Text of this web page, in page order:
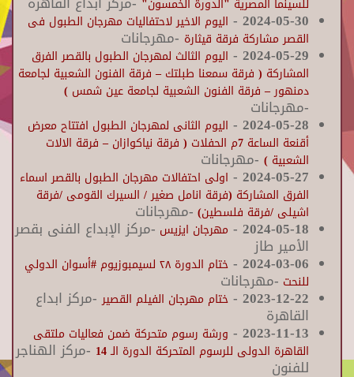
للسينما المصرية "الدورة الخمسون"
2024-05-30
- اليوم الاخير لاحتفاليات مهرجان الطبول فى
القصر مشاركة فرقة قيثارة -مهرجانات
2024-05-29
- اليوم الثالث لمهرجان الطبول بالقصر الفرق
المشاركة ( فرقة سمعنا طبلتك – فرقة الفنون الشعبية لجامعة
دمنهور – فرقة الفنون الشعبية لجامعة عين شمس )
-مهرجانات
2024-05-28
- اليوم الثانى لمهرجان الطبول افتتاح معرض
أقنعة الساعة 7م الحفلات ( فرقة نياكوازان – فرقة الالات
الشعبية ) -مهرجانات
2024-05-27
- اولى احتفالات مهرجان الطبول بالقصر اسماء
الفرق المشاركة (فرقة انامل صغير / السيرك القومى /فرقة
اشيلى /فرقة فلسطين) -مهرجانات
2024-05-18
- مهرجان ايزيس -مركز الإبداع الفنى بقصر
الأمير طاز
2024-03-06
-
ختام الدورة ٢٨ لسيمبوزيوم #أسوان الدولي
للنحت -مهرجانات
2023-12-22
- ختام مهرجان الفيلم القصير-مركز ابداع
القاهرة
2023-11-13
- ورشة رسوم متحركة ضمن فعاليات ملتقى
القاهرة الدولى للرسوم المتحركة الدورة الـ 14
-مركز الهناجر
للفنون